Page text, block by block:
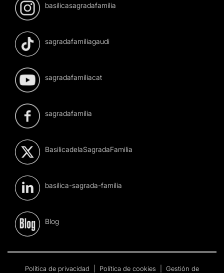
basilicasagradafamilia
sagradafamiliagaudi
sagradafamiliacat
sagradafamilia
BasilicadelaSagradaFamilia
basilica-sagrada-familia
Blog
Política de privacidad Política de cookies Gestión de